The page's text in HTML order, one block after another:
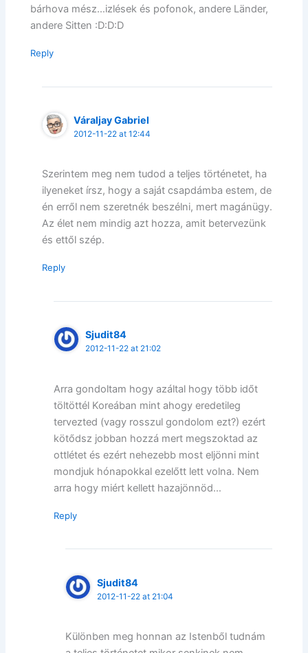
bárhova mész…izlések és pofonok, andere Länder,
andere Sitten :D:D:D
Reply
Váraljay Gabriel
2012-11-22 at 12:44
Szerintem meg nem tudod a teljes történetet, ha
ilyeneket írsz, hogy a saját csapdámba estem, de
én erről nem szeretnék beszélni, mert magánügy.
Az élet nem mindig azt hozza, amit betervezünk
és ettől szép.
Reply
Sjudit84
2012-11-22 at 21:02
Arra gondoltam hogy azáltal hogy több időt
töltöttél Koreában mint ahogy eredetileg
tervezted (vagy rosszul gondolom ezt?) ezért
kötődsz jobban hozzá mert megszoktad az
ottlétet és ezért nehezebb most eljönni mint
mondjuk hónapokkal ezelőtt lett volna. Nem
arra hogy miért kellett hazajönnöd…
Reply
Sjudit84
2012-11-22 at 21:04
Különben meg honnan az Istenből tudnám